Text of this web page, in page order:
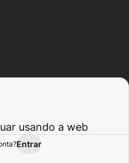
Atividade
usando a web
Entrar